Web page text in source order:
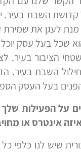
השבת בעיר.
לעגן את
שכל בעל עסק
הציבור בעיר.
השבת בעיר.
בעל העסק
על הפעילות
אינטרס או
שיש לנו כלפי כל